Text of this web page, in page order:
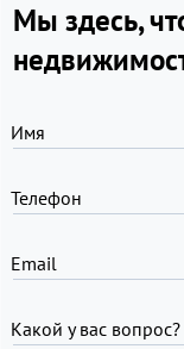
Мы здесь,
Имя
Телефон
Email
Какой у вас вопрос?